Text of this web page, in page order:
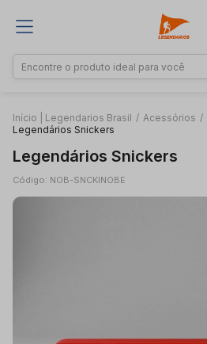
Início | Legendarios Brasil / Acessórios /
Legendários Snickers
Legendários Snickers
Código: NOB-SNCKINOBE